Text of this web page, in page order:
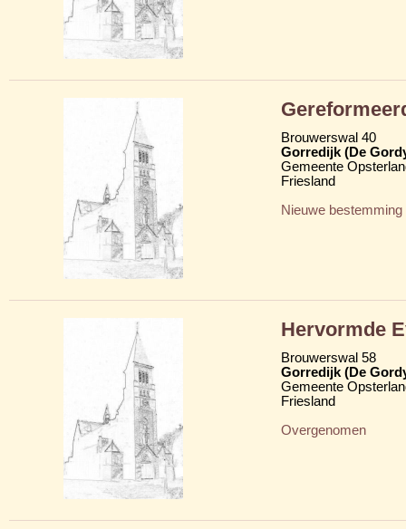
Brouwerswal 40
Gorredijk (De
Gemeente
Friesland
Nieuwe bestemming
Hervormde
Brouwerswal 58
Gorredijk (De
Gemeente
Friesland
Overgenomen